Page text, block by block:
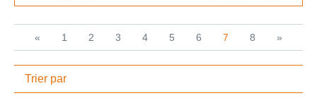
« 1 2 3 4 5 6 7 8 »
Trier par